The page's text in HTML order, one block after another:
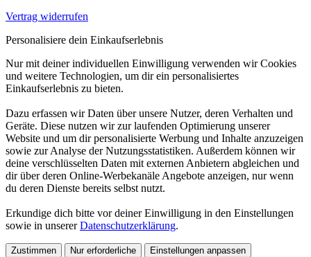
Vertrag widerrufen
Personalisiere dein Einkaufserlebnis
Nur mit deiner individuellen Einwilligung verwenden wir Cookies
und weitere Technologien, um dir ein personalisiertes
Einkaufserlebnis zu bieten.
Dazu erfassen wir Daten über unsere Nutzer, deren Verhalten und
Geräte. Diese nutzen wir zur laufenden Optimierung unserer
Website und um dir personalisierte Werbung und Inhalte anzuzeigen
sowie zur Analyse der Nutzungsstatistiken. Außerdem können wir
deine verschlüsselten Daten mit externen Anbietern abgleichen und
dir über deren Online-Werbekanäle Angebote anzeigen, nur wenn
du deren Dienste bereits selbst nutzt.
Erkundige dich bitte vor deiner Einwilligung in den Einstellungen
sowie in unsererDatenschutzerklärung.
Zustimmen Nur erforderliche Einstellungen anpassen